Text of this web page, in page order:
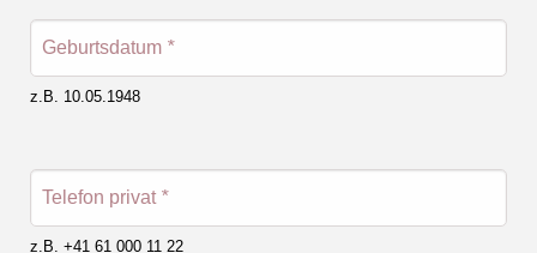
Geburtsdatum *
z.B. 10.05.1948
Telefon privat *
z.B. +41 61 000 11 22